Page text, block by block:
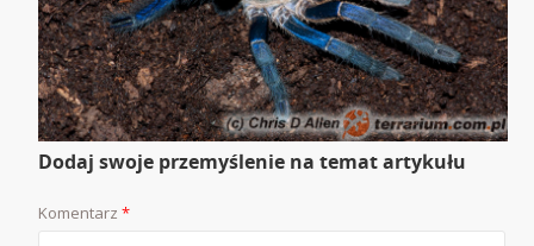
Dodaj swoje przemyślenie na temat artykułu
Komentarz*